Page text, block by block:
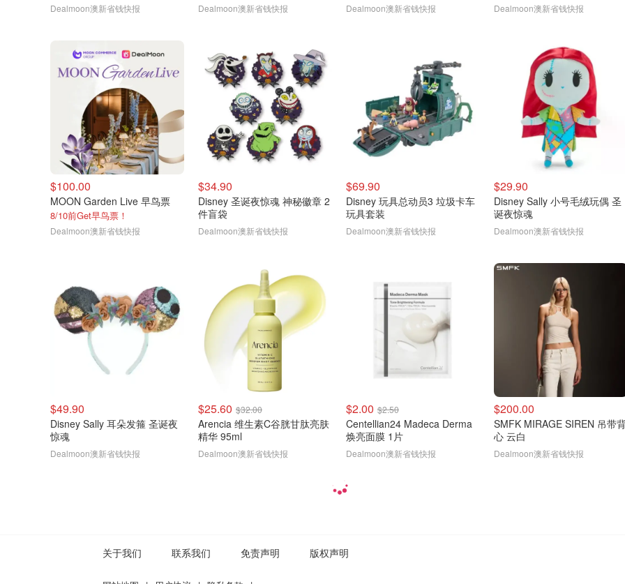
Dealmoon澳新省钱快报 Dealmoon澳新省钱快报 Dealmoon澳新省钱快报 Dealmoon澳新省钱快报
$100.00
MOON Garden Live 早鸟票
8/10前Get早鸟票！
Dealmoon澳新省钱快报
$34.90
Disney 圣诞夜惊魂 神秘徽章 2
件盲袋
Dealmoon澳新省钱快报
$69.90
Disney 玩具总动员3 垃圾卡车
玩具套装
Dealmoon澳新省钱快报
$29.90
Disney Sally 小号毛绒玩偶 圣
诞夜惊魂
Dealmoon澳新省钱快报
$49.90
Disney Sally 耳朵发箍 圣诞夜
惊魂
Dealmoon澳新省钱快报
$25.60 $32.00
Arencia 维生素C谷胱甘肽亮肤
精华 95ml
Dealmoon澳新省钱快报
$2.00 $2.50
Centellian24 Madeca Derma
焕亮面膜 1片
Dealmoon澳新省钱快报
$200.00
SMFK MIRAGE SIREN 吊带
心 云白
Dealmoon澳新省钱快报
关于我们 联系我们 免责声明 版权声明